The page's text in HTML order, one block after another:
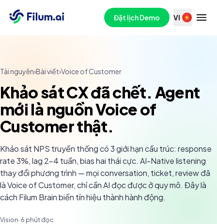
Đặt lịch Demo VI
Tài nguyên›Bài viết›Voice of Customer
Khảo sát CX đã chết. Agent
mới là nguồn Voice of
Customer thật.
Khảo sát NPS truyền thống có 3 giới hạn cấu trúc: response
rate 3%, lag 2-4 tuần, bias hai thái cực. AI-Native listening
thay đổi phương trình — mọi conversation, ticket, review đã
là Voice of Customer, chỉ cần AI đọc được ở quy mô. Đây là
cách Filum Brain biến tín hiệu thành hành động.
Vision· 6 phút đọc